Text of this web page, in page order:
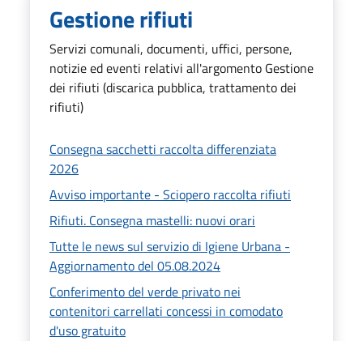
Gestione rifiuti
Servizi comunali, documenti, uffici, persone,
notizie ed eventi relativi all'argomento Gestione
dei rifiuti (discarica pubblica, trattamento dei
rifiuti)
Consegna sacchetti raccolta differenziata
2026
Avviso importante - Sciopero raccolta rifiuti
Rifiuti. Consegna mastelli: nuovi orari
Tutte le news sul servizio di Igiene Urbana -
Aggiornamento del 05.08.2024
Conferimento del verde privato nei
contenitori carrellati concessi in comodato
d'uso gratuito